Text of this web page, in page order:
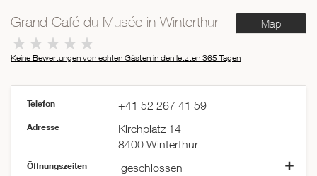
Mexikanisch
Spanisch
Map
Grand Café du Musée in Winterthur
Keine Bewertungen von echten Gästen in den letzten 365 Tagen
Telefon +41 52 267 41 59
Adresse
Kirchplatz 14
8400 Winterthur
Öffnungszeiten
geschlossen